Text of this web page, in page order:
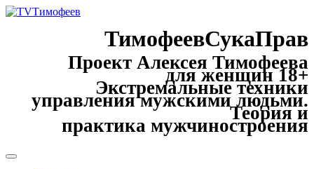
ТимофеевСукаПрав
Проект Алексея Тимофеева
для женщин 18+
Экстремальные техники
управления мужскими людьми.
Теория и
практика мужчиностроения